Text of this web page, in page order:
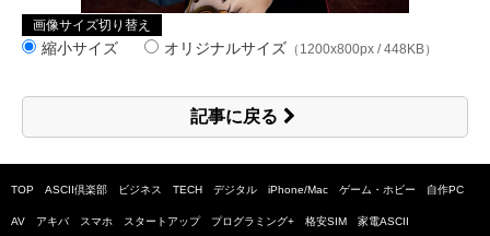
画像サイズ切り替え
縮小サイズ オリジナルサイズ （1200x800px / 448KB）
記事に戻る
TOP ASCII倶楽部 ビジネス TECH デジタル iPhone/Mac ゲーム・ホビー 自作PC
AV アキバ スマホ スタートアップ プログラミング+ 格安SIM 家電ASCII